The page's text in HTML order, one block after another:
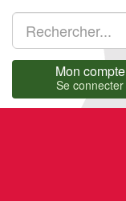
Mon compte
Se connecter